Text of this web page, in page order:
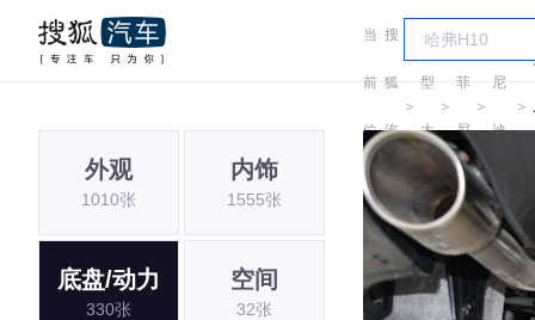
当
前
位
置:
搜
狐
汽
车
＞
车
型
大
全
＞
英
菲
尼
迪
＞
尼
迪
口)
＞
外观
1010张
内饰
1555张
底盘/动力
330张
空间
32张